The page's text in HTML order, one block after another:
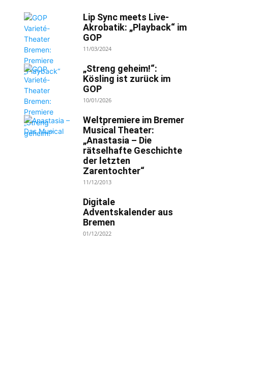
Lip Sync meets Live-
Akrobatik: „Playback“ im
GOP
11/03/2024
„Streng geheim!“:
Kösling ist zurück im
GOP
10/01/2026
Weltpremiere im Bremer
Musical Theater:
„Anastasia – Die
rätselhafte Geschichte
der letzten
Zarentochter“
11/12/2013
Digitale
Adventskalender aus
Bremen
01/12/2022